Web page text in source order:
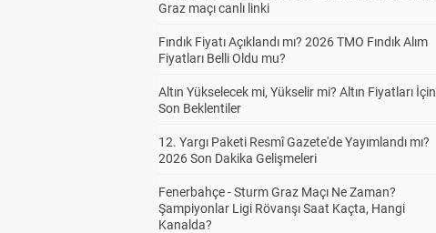
Graz maçı canlı linki
Fındık Fiyatı Açıklandı mı? 2026 TMO Fındık Alım
Fiyatları Belli Oldu mu?
Altın Yükselecek mi, Yükselir mi? Altın Fiyatları İçin
Son Beklentiler
12. Yargı Paketi Resmî Gazete'de Yayımlandı mı?
2026 Son Dakika Gelişmeleri
Fenerbahçe - Sturm Graz Maçı Ne Zaman?
Şampiyonlar Ligi Rövanşı Saat Kaçta, Hangi
Kanalda?